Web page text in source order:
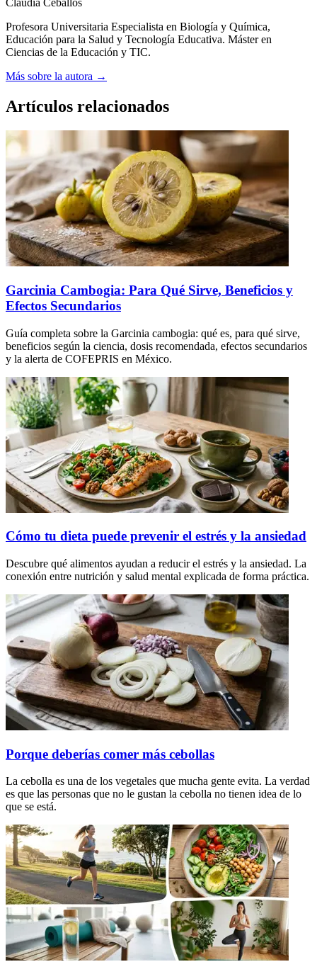
Claudia Ceballos
Profesora Universitaria Especialista en Biología y Química,
Educación para la Salud y Tecnología Educativa. Máster en
Ciencias de la Educación y TIC.
Más sobre la autora →
Artículos relacionados
Garcinia Cambogia: Para Qué Sirve, Beneficios y
Efectos Secundarios
Guía completa sobre la Garcinia cambogia: qué es, para qué sirve,
beneficios según la ciencia, dosis recomendada, efectos secundarios
y la alerta de COFEPRIS en México.
Cómo tu dieta puede prevenir el estrés y la ansiedad
Descubre qué alimentos ayudan a reducir el estrés y la ansiedad. La
conexión entre nutrición y salud mental explicada de forma práctica.
Porque deberías comer más cebollas
La cebolla es una de los vegetales que mucha gente evita. La verdad
es que las personas que no le gustan la cebolla no tienen idea de lo
que se está.